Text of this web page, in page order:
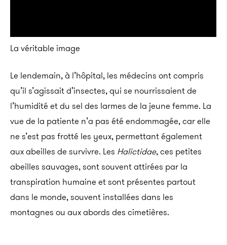
La véritable image
Le lendemain, à l’hôpital, les médecins ont compris
qu’il s’agissait d’insectes, qui se nourrissaient de
l’humidité et du sel des larmes de la jeune femme. La
vue de la patiente n’a pas été endommagée, car elle
ne s’est pas frotté les yeux, permettant également
aux abeilles de survivre. Les Halictidae, ces petites
abeilles sauvages, sont souvent attirées par la
transpiration humaine et sont présentes partout
dans le monde, souvent installées dans les
montagnes ou aux abords des cimetières.